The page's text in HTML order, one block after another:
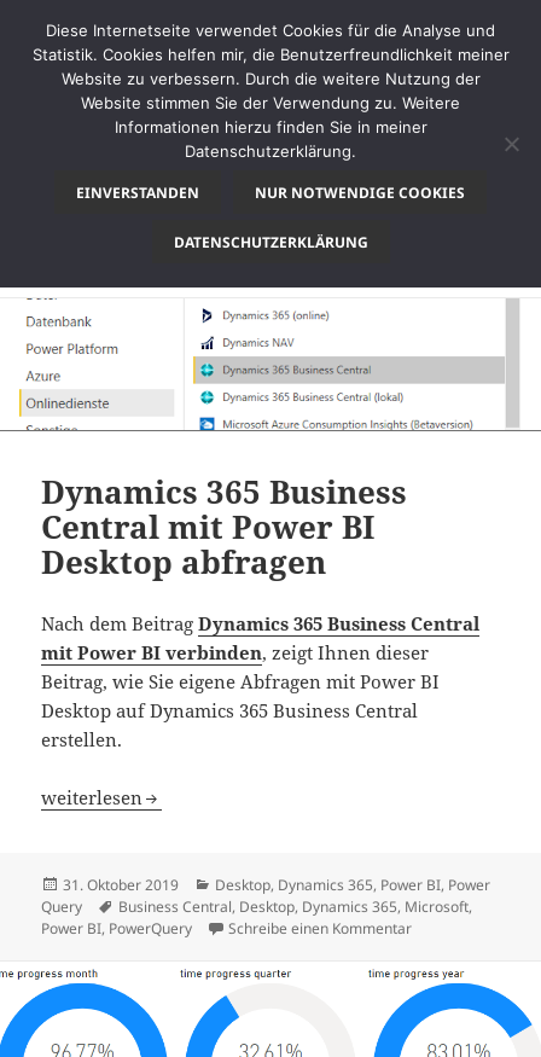
Oktober 2019
Dynamics 365 Business
Central mit Power BI
Desktop abfragen
Nach dem BeitragDynamics 365 Business Central
mit Power BI verbinden, zeigt Ihnen dieser
Beitrag, wie Sie eigene Abfragen mit Power BI
Desktop auf Dynamics 365 Business Central
erstellen.
Dynamics 365 Business Central mit Power BI Desktop
weiterlesen
Veröffentlicht
am
31. Oktober 2019 Kategorien
Desktop, Dynamics 365, Power BI, Power
Query
Schlagwörter
Business Central, Desktop, Dynamics 365, Microsoft,
Power BI, PowerQuery Schreibe einen Kommentarzu Dynamics 365
Diese Internetseite verwendet Cookies für die Analyse und
Statistik. Cookies helfen mir, die Benutzerfreundlichkeit meiner
Website zu verbessern. Durch die weitere Nutzung der
Website stimmen Sie der Verwendung zu. Weitere
Informationen hierzu finden Sie in meiner
Datenschutzerklärung.
EINVERSTANDEN NUR NOTWENDIGE COOKIES
DATENSCHUTZERKLÄRUNG